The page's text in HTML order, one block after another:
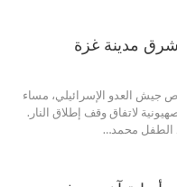
مدينة غزة
العدو الإسرائيلي، مساء
لاتفاق وقف إطلاق النار.
الطفل محمد…